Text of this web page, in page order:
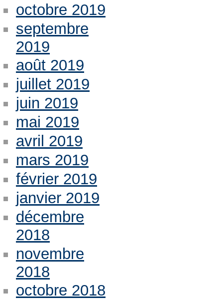
octobre 2019
septembre
2019
août 2019
juillet 2019
juin 2019
mai 2019
avril 2019
mars 2019
février 2019
janvier 2019
décembre
2018
novembre
2018
octobre 2018